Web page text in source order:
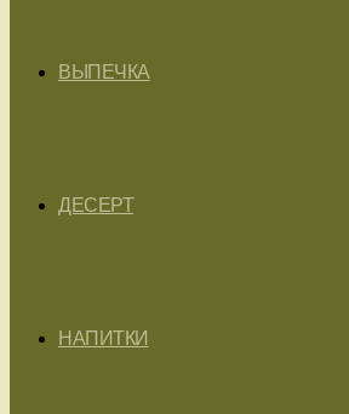
ВЫПЕЧКА
ДЕСЕРТ
НАПИТКИ